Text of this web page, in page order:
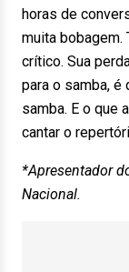
horas de
muita bobagem.
crítico. Sua
para o samba, é
samba. E o que
cantar o
*Apresentador
Nacional.